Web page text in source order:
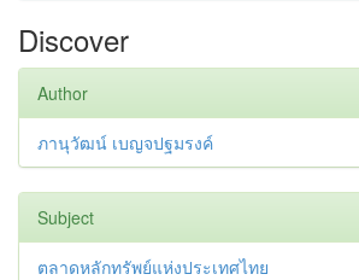
Discover
Author
ภานุวัฒน์ เบญจปฐมรงค์
Subject
ตลาดหลักทรัพย์แห่งประเทศไทย